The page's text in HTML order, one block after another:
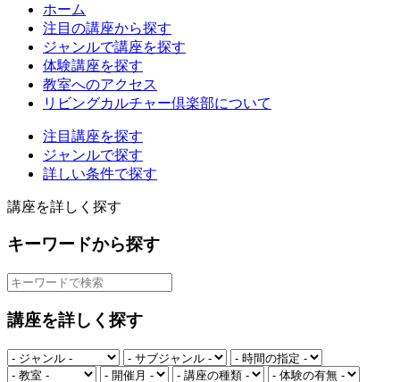
ホーム
注目の講座から探す
ジャンルで講座を探す
体験講座を探す
教室へのアクセス
リビングカルチャー倶楽部について
注目講座を探す
ジャンルで探す
詳しい条件で探す
講座を詳しく探す
キーワードから探す
講座を詳しく探す